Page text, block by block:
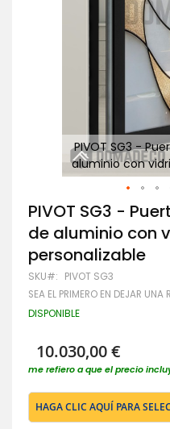
PIVOT SG3 -
aluminio con
Saltar
al
comienzo
de
la
galería
de
imágenes
PIVOT SG3 -
de aluminio con
personalizable
SKU PIVOT SG3
SEA EL PRIMERO EN DEJAR
DISPONIBLE
10.030,00 €
me refiero a que el precio
HAGA CLIC AQUÍ PARA